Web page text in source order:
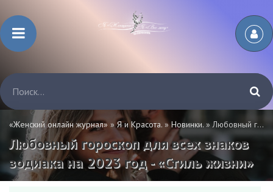
«Женский онлайн журнал» »Я и Красота. »Новинки. » Любовный гороскоп для всех знаков зодиака на 2023 год - «Стиль жизни»
Любовный гороскоп для всех знаков
зодиака на 2023 год - «Стиль жизни»